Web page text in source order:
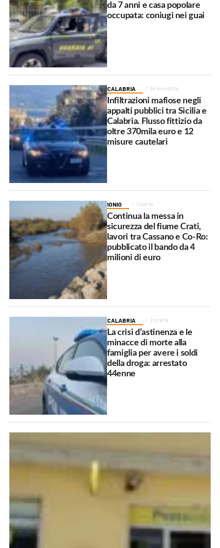
da 7 anni e casa popolare
occupata: coniugi nei guai
CALABRIA 54 minuti fa
Infiltrazioni mafiose negli
appalti pubblici tra Sicilia e
Calabria. Flusso fittizio da
oltre 370mila euro e 12
misure cautelari
IONIO 1 ora fa
Continua la messa in
sicurezza del fiume Crati,
lavori tra Cassano e Co-Ro:
pubblicato il bando da 4
milioni di euro
CALABRIA 2 ore fa
La crisi d’astinenza e le
minacce di morte alla
famiglia per avere i soldi
della droga: arrestato
44enne